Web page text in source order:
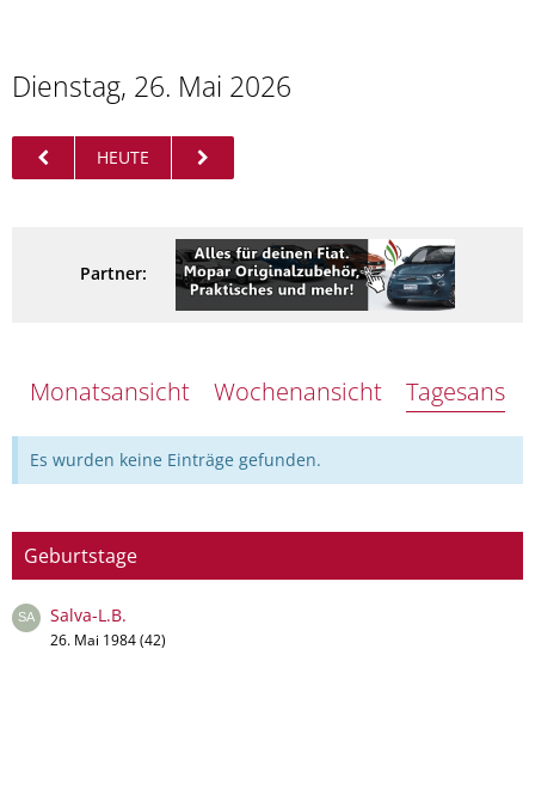
Dienstag, 26. Mai 2026
HEUTE
Partner:
Monatsansicht Wochenansicht
Es wurden keine Einträge gefunden.
Geburtstage
Salva-L.B.
26. Mai 1984 (42)